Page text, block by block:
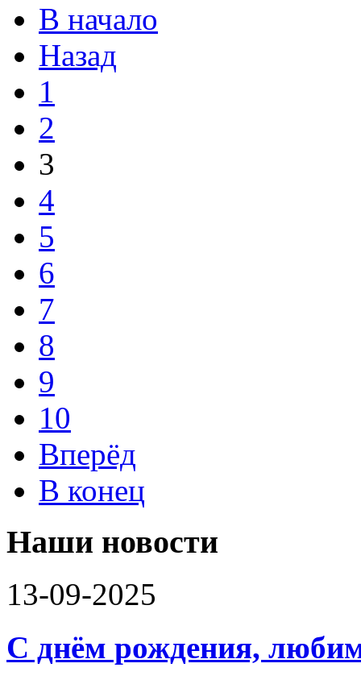
В начало
Назад
1
2
3
4
5
6
7
8
9
10
Вперёд
В конец
Наши новости
13-09-2025
С днём рождения,